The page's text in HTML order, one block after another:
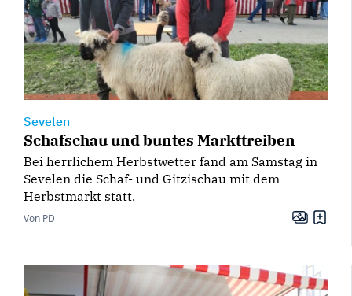
Sevelen
Schafschau und buntes Markttreiben
Bei herrlichem Herbstwetter fand am Samstag in
Sevelen die Schaf- und Gitzischau mit dem
Herbstmarkt statt.
Von PD